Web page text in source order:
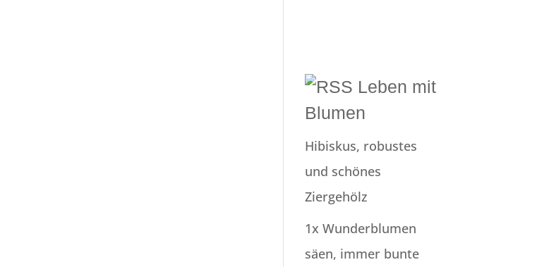
Leben mit
Blumen
Hibiskus, robustes
und schönes
Ziergehölz
1x Wunderblumen
säen, immer bunte